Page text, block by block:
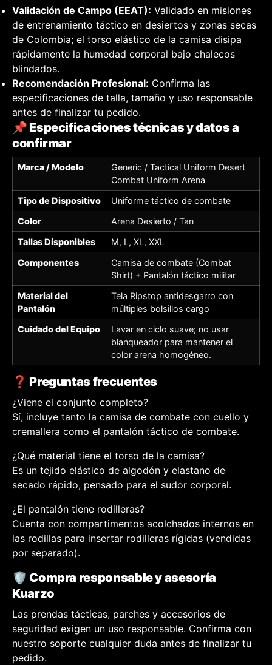
Validación de Campo (EEAT): Validado en misiones
de entrenamiento táctico en desiertos y zonas secas
de Colombia; el torso elástico de la camisa disipa
rápidamente la humedad corporal bajo chalecos
blindados.
Recomendación Profesional: Confirma las
especificaciones de talla, tamaño y uso responsable
antes de finalizar tu pedido.
📌 Especificaciones técnicas y datos a
confirmar
Marca / Modelo
Generic / Tactical Uniform Desert
Combat Uniform Arena
Tipo de Dispositivo
Uniforme táctico de combate
Color
Arena Desierto / Tan
Tallas Disponibles
M, L, XL, XXL
Componentes
Camisa de combate (Combat
Shirt) + Pantalón táctico militar
Material del
Pantalón
Tela Ripstop antidesgarro con
múltiples bolsillos cargo
Cuidado del Equipo
Lavar en ciclo suave; no usar
blanqueador para mantener el
color arena homogéneo.
❓ Preguntas frecuentes
¿Viene el conjunto completo?
Sí, incluye tanto la camisa de combate con cuello y
cremallera como el pantalón táctico de combate.
¿Qué material tiene el torso de la camisa?
Es un tejido elástico de algodón y elastano de
secado rápido, pensado para el sudor corporal.
¿El pantalón tiene rodilleras?
Cuenta con compartimentos acolchados internos en
las rodillas para insertar rodilleras rígidas (vendidas
por separado).
🛡️ Compra responsable y asesoría
Kuarzo
Las prendas tácticas, parches y accesorios de
seguridad exigen un uso responsable. Confirma con
nuestro soporte cualquier duda antes de finalizar tu
pedido.